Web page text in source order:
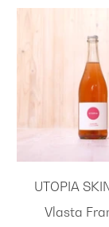
UTOPIA
Vlasta